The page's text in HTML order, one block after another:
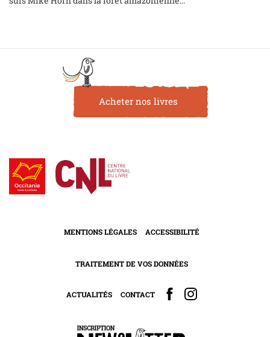
Acheter nos livres
MENTIONS LÉGALES ACCESSIBILITÉ
TRAITEMENT DE VOS DONNÉES
ACTUALITÉS CONTACT